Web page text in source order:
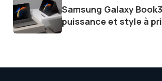
Samsung Galaxy
puissance et style à